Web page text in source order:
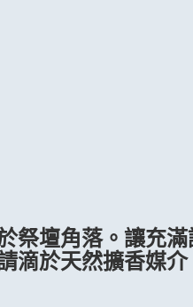
祭壇角落。讓充
滴於天然擴香媒